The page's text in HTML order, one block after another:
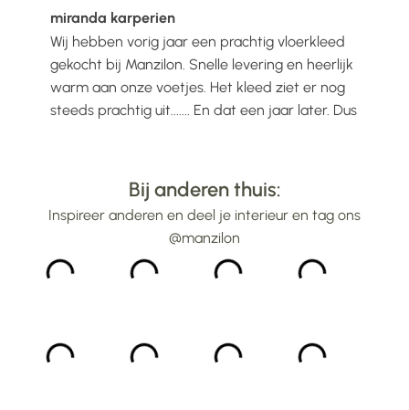
miranda karperien
Wij hebben vorig jaar een prachtig vloerkleed
gekocht bij Manzilon. Snelle levering en heerlijk
warm aan onze voetjes. Het kleed ziet er nog
steeds prachtig uit....... En dat een jaar later. Dus
Bij anderen thuis:
Inspireer anderen en deel je interieur en tag ons
@manzilon